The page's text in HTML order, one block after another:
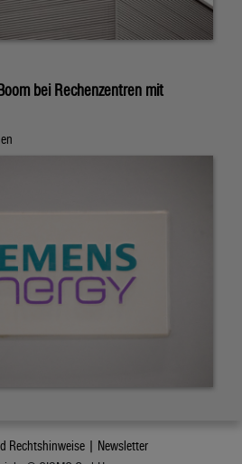
bei Rechenzentren mit
Rechtshinweise | Newsletter